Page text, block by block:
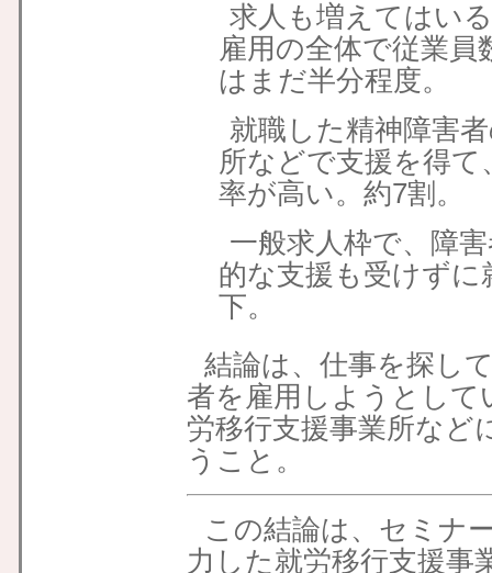
求人も増えてはい
雇用の全体で従業
はまだ半分程度。
就職した精神障害
所などで支援を得
率が高い。約7割。
一般求人枠で、障
的な支援も受けずに
下。
結論は、仕事を探し
者を雇用しようとし
労移行支援事業所など
うこと。
この結論は、セミナ
力した就労移行支援事